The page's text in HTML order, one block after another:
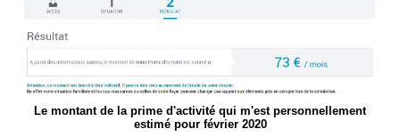
Le montant de la prime d'activité qui m'est personnellement
estimé pour février 2020